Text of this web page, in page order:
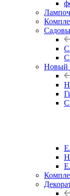
Новый